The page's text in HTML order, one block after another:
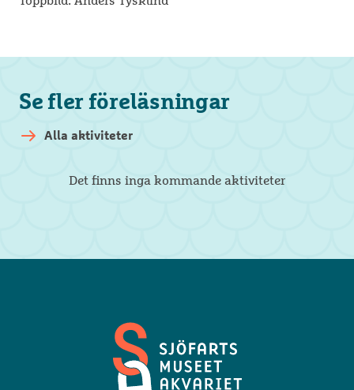
Se fler föreläsningar
Alla aktiviteter
Det finns inga kommande aktiviteter